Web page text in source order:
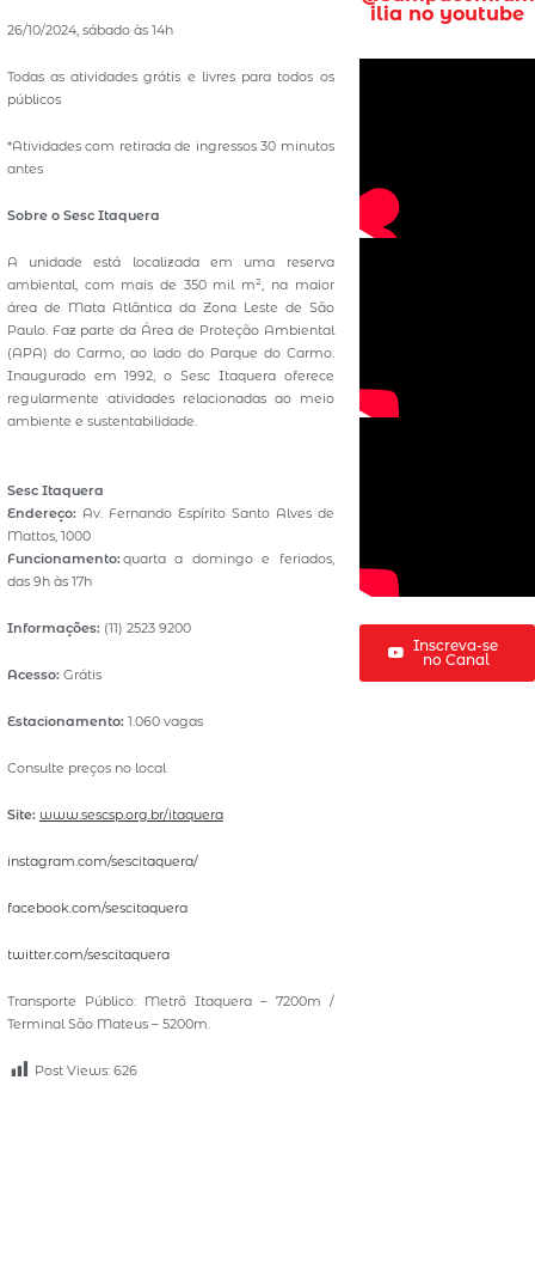
26/10/2024, sábado às 14h
Todas as atividades grátis e livres para todos os
públicos
*Atividades com retirada de ingressos 30 minutos
antes
Sobre o Sesc Itaquera
A unidade está localizada em uma reserva
ambiental, com mais de 350 mil m², na maior
área de Mata Atlântica da Zona Leste de São
Paulo. Faz parte da Área de Proteção Ambiental
(APA) do Carmo, ao lado do Parque do Carmo.
Inaugurado em 1992, o Sesc Itaquera oferece
regularmente atividades relacionadas ao meio
ambiente e sustentabilidade.
Sesc Itaquera
Endereço: Av. Fernando Espírito Santo Alves de
Mattos, 1000
Funcionamento: quarta a domingo e feriados,
das 9h às 17h
Informações: (11) 2523 9200
Acesso: Grátis
Estacionamento: 1.060 vagas
Consulte preços no local
Site: www.sescsp.org.br/itaquera
instagram.com/sescitaquera/
facebook.com/sescitaquera
twitter.com/sescitaquera
Transporte Público: Metrô Itaquera – 7200m /
Terminal São Mateus – 5200m.
Post Views: 626
ilia no youtube
Inscreva-se
no Canal